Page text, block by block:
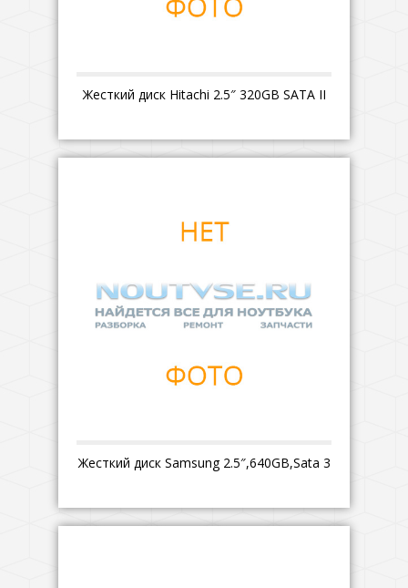
Жесткий диск Hitachi 2.5″ 320GB SATA II
Жесткий диск Samsung 2.5″,640GB,Sata 3